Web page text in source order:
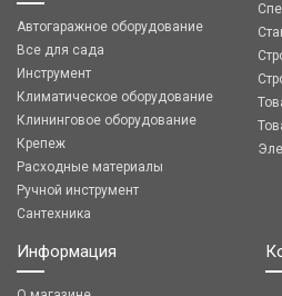
Автогаражное оборудование
Все для сада
Инструмент
Климатическое оборудование
Клининговое оборудование
Крепеж
Расходные материалы
Ручной инструмент
Сантехника
Информация